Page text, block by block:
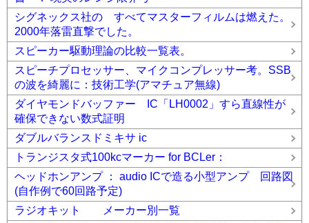
シグネックス社の すべてマスターフィルムは燃えた。
2000年落雷直撃でした。
スピーカー駆動理論の比較一覧表。
スピーチプロセッサー、マイクコンプレッサー考。SSB
の波を綺麗に：技術工学(アマチュア無線)
ダイヤモンドバッファー IC「LH0002」すら直線性が
確保できない数式証明
ダブルバランスドミキサ ic
トランジスタ式100kcマーカー for BCLer：
ヘッドホンアンプ ： audio ICで造る小型アンプ 回路図
(自作例で60回路予定)
ラジオキット メーカー別一覧